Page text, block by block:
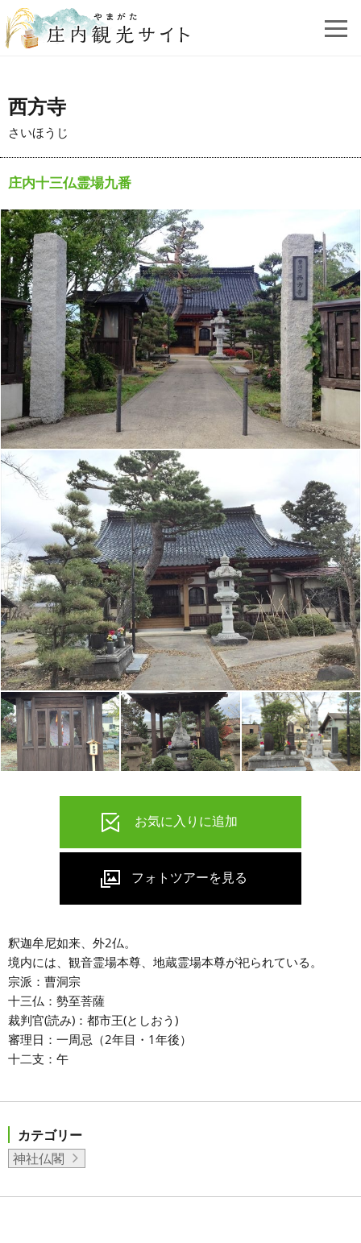
西方寺
さいほうじ
庄内十三仏霊場九番
釈迦牟尼如来、外2仏。
境内には、観音霊場本尊、地蔵霊場本尊が祀られている。
宗派：曹洞宗
十三仏：勢至菩薩
裁判官(読み)：都市王(としおう)
審理日：一周忌（2年目・1年後）
十二支：午
カテゴリー
神社仏閣